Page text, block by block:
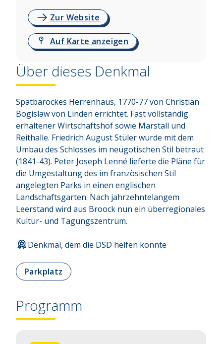
Zur Website
Auf Karte anzeigen
Über dieses Denkmal
Spätbarockes Herrenhaus, 1770-77 von Christian
Bogislaw von Linden errichtet. Fast vollständig
erhaltener Wirtschaftshof sowie Marstall und
Reithalle. Friedrich August Stüler wurde mit dem
Umbau des Schlosses im neugotischen Stil betraut
(1841-43). Peter Joseph Lenné lieferte die Pläne für
die Umgestaltung des im französischen Stil
angelegten Parks in einen englischen
Landschaftsgarten. Nach jahrzehntelangem
Leerstand wird aus Broock nun ein überregionales
Kultur- und Tagungszentrum.
Denkmal, dem die DSD helfen konnte
Parkplatz
Programm